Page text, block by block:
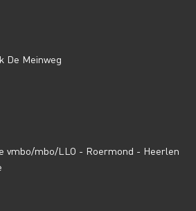
De Meinweg
vmbo/mbo/LLO - Roermond - Heerlen